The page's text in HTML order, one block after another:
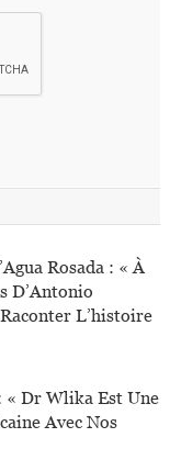
Rosada : « À
D’Antonio
L’histoire
« Dr Wlika Est Une
Avec Nos